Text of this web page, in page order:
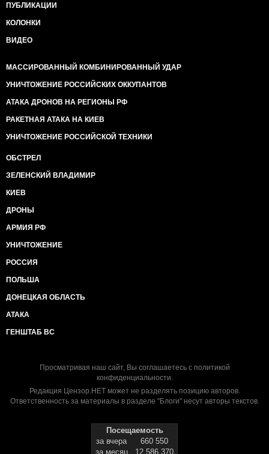
ПУБЛИКАЦИИ
КОЛОНКИ
ВИДЕО
МАССИРОВАННЫЙ КОМБИНИРОВАННЫЙ УДАР
УНИЧТОЖЕНИЕ РОССИЙСКИХ ОККУПАНТОВ
АТАКА ДРОНОВ НА РЕГИОНЫ РФ
РАКЕТНАЯ АТАКА НА КИЕВ
УНИЧТОЖЕНИЕ РОССИЙСКОЙ ТЕХНИКИ
ОБСТРЕЛ
ЗЕЛЕНСКИЙ ВЛАДИМИР
КИЕВ
ДРОНЫ
АРМИЯ РФ
УНИЧТОЖЕНИЕ
РОССИЯ
ПОЛЬША
ДОНЕЦКАЯ ОБЛАСТЬ
АТАКА
ГЕНШТАБ ВС
Просматривая наш сайт, Вы соглашаетесь с политикой
конфиденциальности.
Редакция Цензор.НЕТ может не разделять позицию авторов.
Ответственность за материалы в разделе "Блоги" несут авторы текстов.
Посещаемость
за вчера
660 550
за месяц
12 586 370